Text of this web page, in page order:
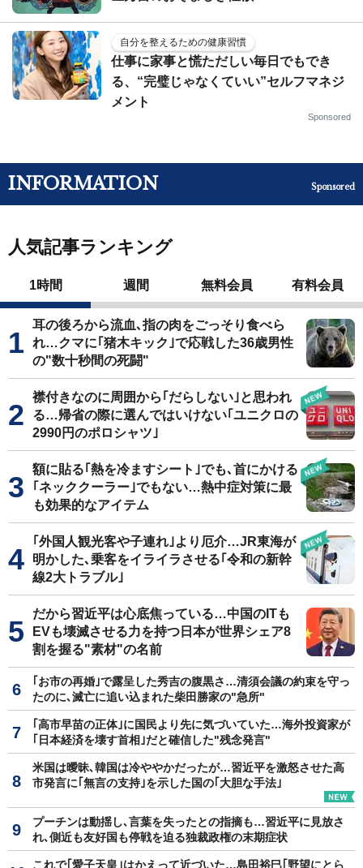
自分を整えるための健康習慣
仕事に家事と慌ただしい毎日でもでき
る、“完璧じゃなくていい”セルフマネジ
メント
Sponsored
INFORMATION Sponsored
人気記事ランキング
1時間 週間 無料会員 有料会員
耳の後ろから流血､指の肉をごっそり食べら
れ…クマに｢猪木キック｣で応戦した36歳男性
の"数十秒間の死闘"
襟付きなのに周囲から｢だらしない｣と思われ
る…帰省の際に選んではいけない｢ユニクロの
2990円のポロシャツ｣
額に貼る｢熱を冷ますシート｣でも､首にかける
｢ネッククーラー｣でもない…熱中症対策に最
も効果的なアイテム
｢外国人観光客や子連れ｣より厄介…JR東海が
明かした､乗客をイライラさせる｢令和の新幹
線2大トラブル｣
だから習近平は心底焦っている…中国のITも
EVも壊滅させる力を持つ日本が世界シェア8
割を握る"素材"の名前
｢お市の再婚｣で露呈した秀吉の腹黒さ…清須会議の約束を守っ
たのに､滅亡に追い込まれた柴田勝家の"急所"
｢高市早苗の正体｣に国民より先に気づいていた…海外投資家が
｢日本経済を壊す首相｣だと確信した"残念発言"
米国は曖昧､韓国は冷ややかだったが…習近平を激怒させた高
市発言に｢無言の支持｣を示した国の｢大胆な手法｣
プーチンは動揺し､言葉を失ったとの指摘も…習近平に見放さ
れ､側近も友好国も停戦を迫る独裁政権の末期症状
これで｢愛子天皇｣はかえって近づいた…島田裕巳｢野望にとら